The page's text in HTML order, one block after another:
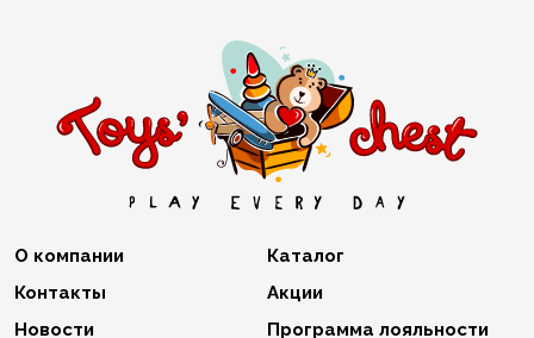
О компании
Контакты
Новости
Каталог
Акции
Программа лояльности